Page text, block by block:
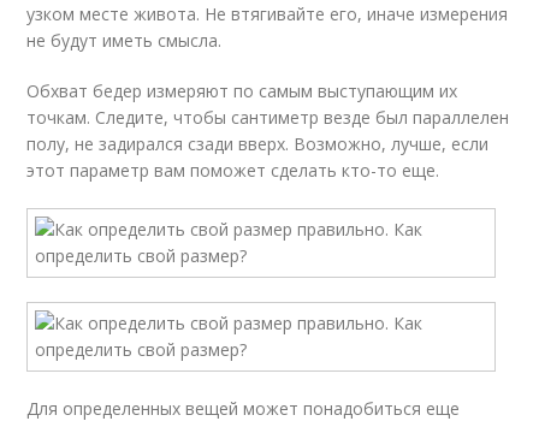
узком месте живота. Не втягивайте его, иначе измерения
не будут иметь смысла.
Обхват бедер измеряют по самым выступающим их
точкам. Следите, чтобы сантиметр везде был параллелен
полу, не задирался сзади вверх. Возможно, лучше, если
этот параметр вам поможет сделать кто-то еще.
Для определенных вещей может понадобиться еще